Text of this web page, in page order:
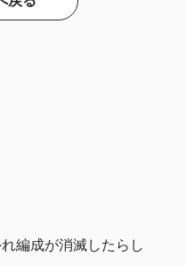
編成が消滅したらし